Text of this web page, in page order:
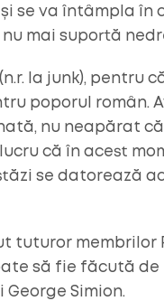
se va întâmpla în
mai suportă
la junk), pentru
poporul român.
nu neapărat
că în acest
se datorează
tuturor
să fie făcută de
George Simion.